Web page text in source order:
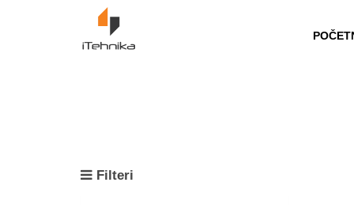
https://itehnika.ba/proizvodi
Filteri